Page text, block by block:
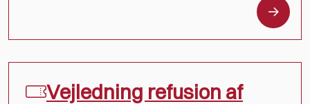
Vejledning refusion af